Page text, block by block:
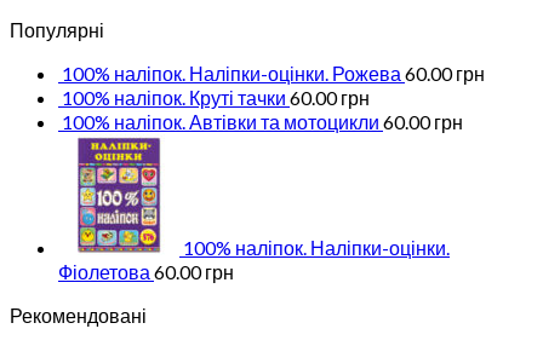
Популярні
100% наліпок. Наліпки-оцінки. Рожева 60.00грн
100% наліпок. Круті тачки 60.00грн
100% наліпок. Автівки та мотоцикли 60.00грн
100% наліпок. Наліпки-оцінки.
Фіолетова 60.00грн
Рекомендовані